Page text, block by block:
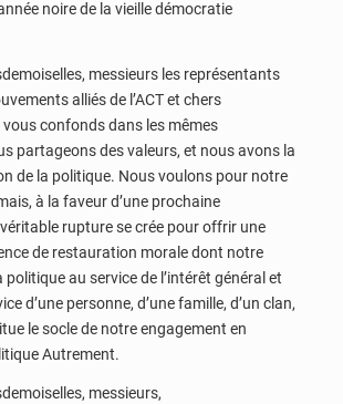
noire de la vieille démocratie
messieurs les représentants
alliés de l’ACT et chers
confonds dans les mêmes
partageons des valeurs, et nous avons la
de la politique. Nous voulons pour notre
à la faveur d’une prochaine
rupture se crée pour offrir une
de restauration morale dont notre
politique au service de l’intérêt général et
d’une personne, d’une famille, d’un clan,
le socle de notre engagement en
Autrement.
messieurs,